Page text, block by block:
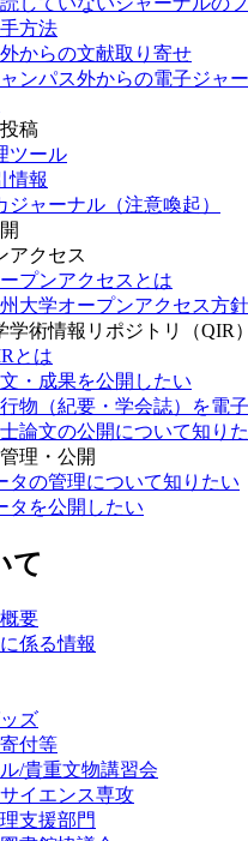
方法
からの文献取り寄せ
ンパス外からの電子ジャ
稿
ツール
情報
ジャーナル（注意喚起）
アクセス
プンアクセスとは
大学オープンアクセス方
学術情報リポジトリ（QIR）
とは
・成果を公開したい
物（紀要・学会誌）を電
論文の公開について知り
理・公開
タの管理について知りたい
タを公開したい
て
要
係る情報
ズ
付等
/貴重文物講習会
イエンス専攻
支援部門